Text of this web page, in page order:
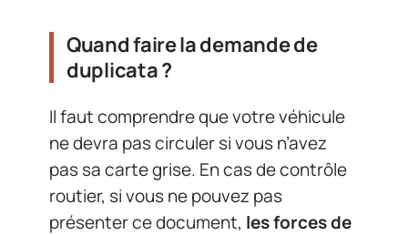
Quand faire la demande de
duplicata ?
Il faut comprendre que votre véhicule
ne devra pas circuler si vous n’avez
pas sa carte grise. En cas de contrôle
routier, si vous ne pouvez pas
présenter ce document, les forces de